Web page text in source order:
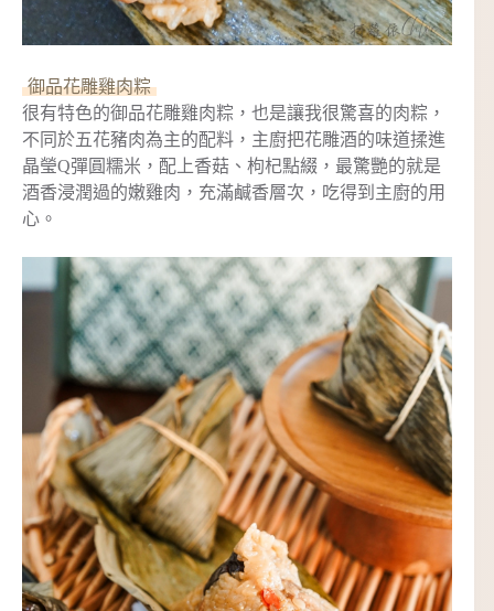
御品花雕雞肉粽
很有特色的御品花雕雞肉粽，也是讓我很驚喜的肉粽，
不同於五花豬肉為主的配料，主廚把花雕酒的味道揉進
晶瑩Q彈圓糯米，配上香菇、枸杞點綴，最驚艷的就是
酒香浸潤過的嫩雞肉，充滿鹹香層次，吃得到主廚的用
心。